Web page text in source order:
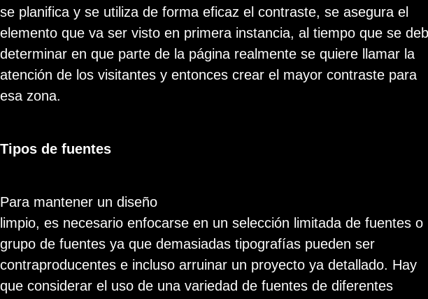
se planifica y se utiliza de forma eficaz el contraste, se asegura el
elemento que va ser visto en primera instancia, al tiempo que se
determinar en que parte de la página realmente se quiere llamar la
atención de los visitantes y entonces crear el mayor contraste para
esa zona.
Tipos de fuentes
Para mantener un diseño
limpio, es necesario enfocarse en un selección limitada de fuentes o
grupo de fuentes ya que demasiadas tipografías pueden ser
contraproducentes e incluso arruinar un proyecto ya detallado. Hay
que considerar el uso de una variedad de fuentes de diferentes